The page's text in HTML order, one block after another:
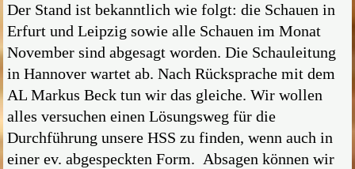
Der Stand ist bekanntlich wie folgt: die Schauen in
Erfurt und Leipzig sowie alle Schauen im Monat
November sind abgesagt worden. Die Schauleitung
in Hannover wartet ab. Nach Rücksprache mit dem
AL Markus Beck tun wir das gleiche. Wir wollen
alles versuchen einen Lösungsweg für die
Durchführung unsere HSS zu finden, wenn auch in
einer ev. abgespeckten Form. Absagen können wir